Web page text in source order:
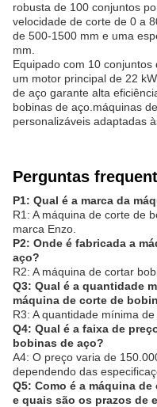
robusta de 100 conjuntos
velocidade de corte de 0 a
de 500-1500 mm e uma
mm.
Equipado com 10
um motor principal de 22
de aço garante alta
bobinas de aço.máquinas
personalizáveis adaptadas
Perguntas
P1: Qual é a marca da
R1: A máquina de corte de
marca Enzo.
P2: Onde é fabricada a
aço?
R2: A máquina de cortar
Q3: Qual é a quantidade
máquina de corte de
R3: A quantidade mínima
Q4: Qual é a faixa de
bobinas de aço?
A4: O preço varia de
dependendo das
Q5: Como é a máquina
e quais são os prazos de